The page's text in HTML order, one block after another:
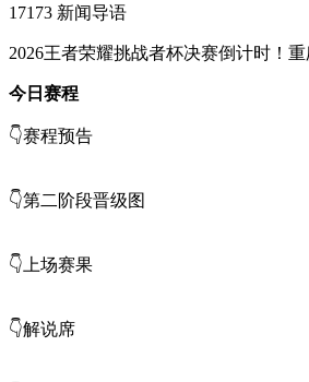
17173 新闻导语
2026王者荣耀挑战者杯决赛倒计时！
今日赛程
👇赛程预告
👇第二阶段晋级图
👇上场赛果
👇解说席